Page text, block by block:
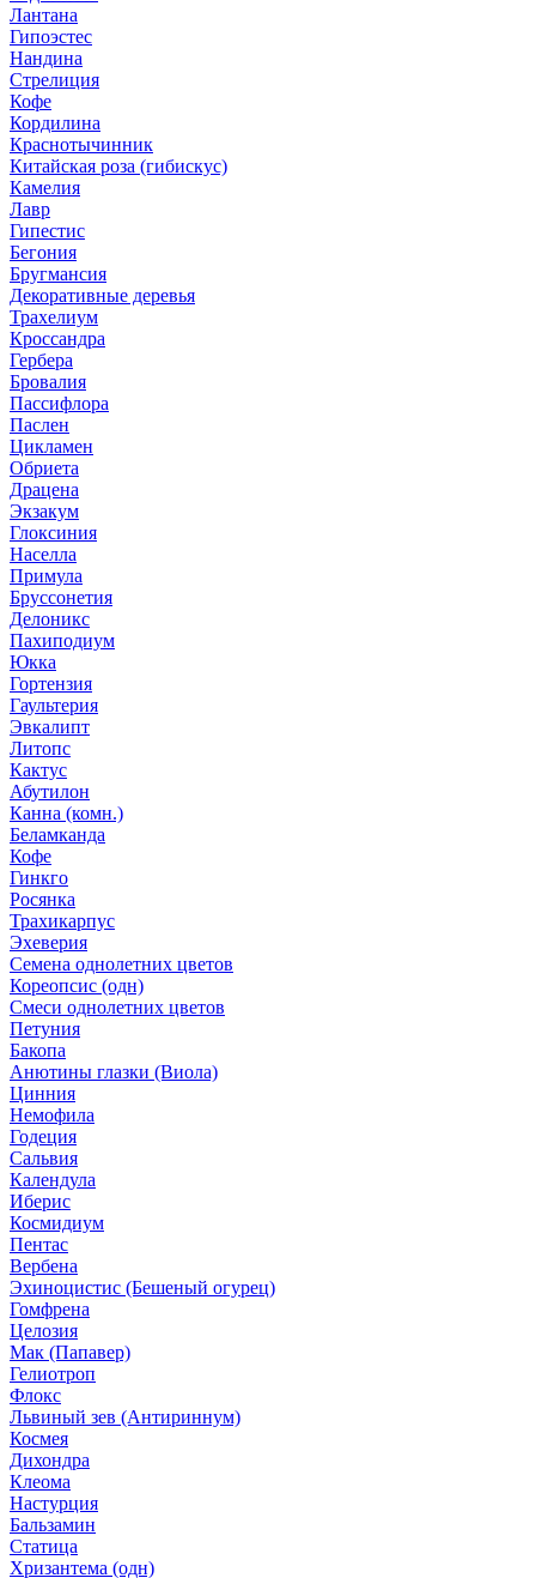
Лантана
Гипоэстес
Нандина
Стрелиция
Кофе
Кордилина
Краснотычинник
Китайская роза (гибискус)
Камелия
Лавр
Гипестис
Бегония
Бругмансия
Декоративные деревья
Трахелиум
Кроссандра
Гербера
Бровалия
Пассифлора
Паслен
Цикламен
Обриета
Драцена
Экзакум
Глоксиния
Населла
Примула
Бруссонетия
Делоникс
Пахиподиум
Юкка
Гортензия
Гаультерия
Эвкалипт
Литопс
Кактус
Абутилон
Канна (комн.)
Беламканда
Кофе
Гинкго
Росянка
Трахикарпус
Эхеверия
Семена однолетних цветов
Кореопсис (одн)
Смеси однолетних цветов
Петуния
Бакопа
Анютины глазки (Виола)
Цинния
Немофила
Годеция
Сальвия
Календула
Иберис
Космидиум
Пентас
Вербена
Эхиноцистис (Бешеный огурец)
Гомфрена
Целозия
Мак (Папавер)
Гелиотроп
Флокс
Львиный зев (Антириннум)
Космея
Дихондра
Клеома
Настурция
Бальзамин
Статица
Хризантема (одн)